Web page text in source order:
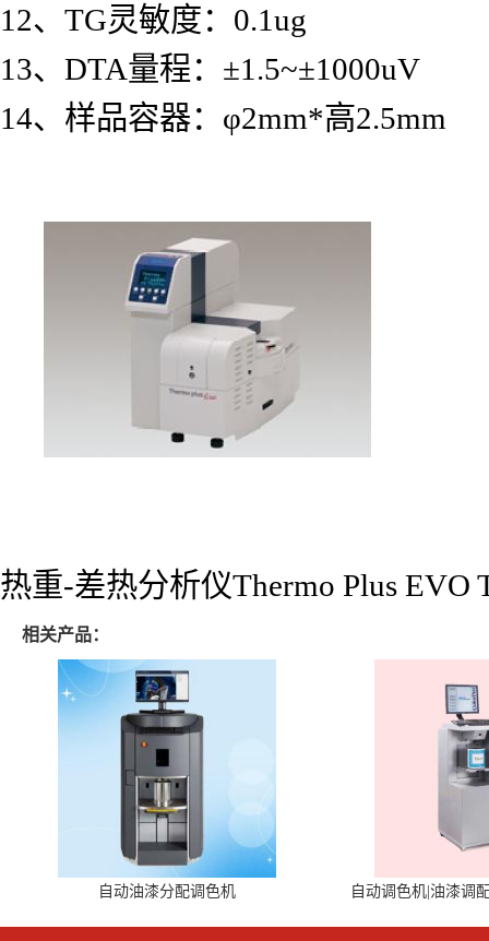
12、TG灵敏度：0.1ug
13、DTA量程：±1.5~±1000uV
14、样品容器：φ2mm*高2.5mm
热重-差热分析仪Thermo Plus EVO
相关产品：
自动油漆分配调色机 自动调色机|油漆调